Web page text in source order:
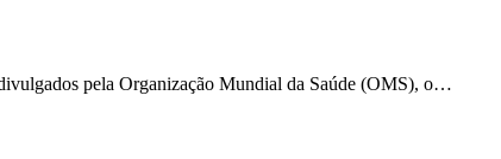
pela Organização Mundial da Saúde (OMS), o…